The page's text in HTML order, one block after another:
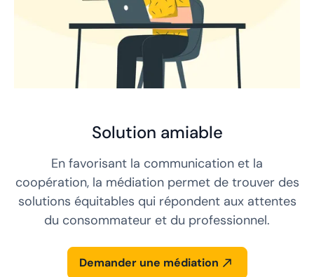
Solution amiable
En favorisant la communication et la
coopération, la médiation permet de trouver des
solutions équitables qui répondent aux attentes
du consommateur et du professionnel.
Demander une médiation